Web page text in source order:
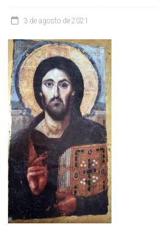
São
–
Região
Episcopal
Sé
–
Setor
Bom
Retiro
3 de agosto de 2021